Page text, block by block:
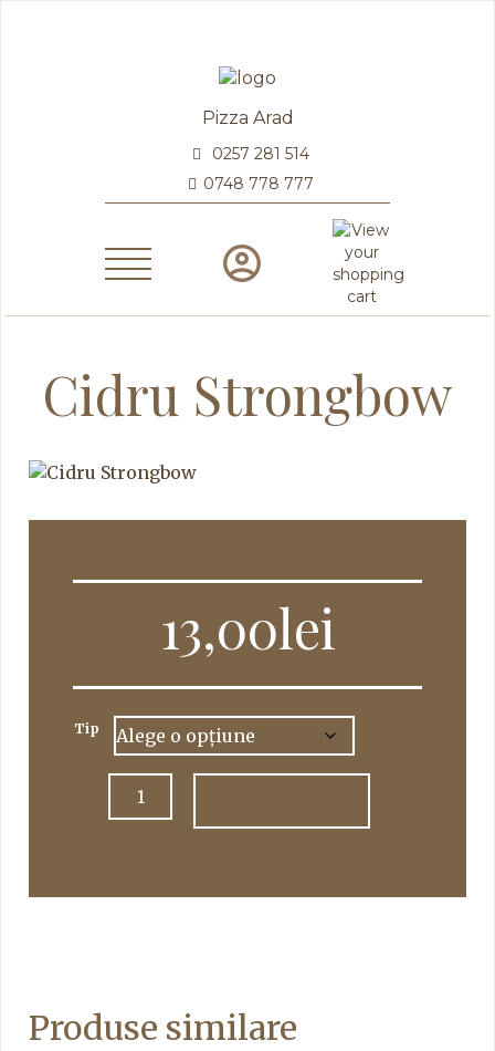
Pizza Arad
0257 281 514
0748 778 777
Cidru Strongbow
13,00lei
Tip
Cantitate
Cidru
Strongbow
Produse similare